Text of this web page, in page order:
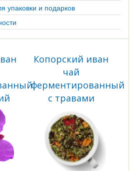
упаковки и подарков
Копорский иван
чай
ферментированный
с травами